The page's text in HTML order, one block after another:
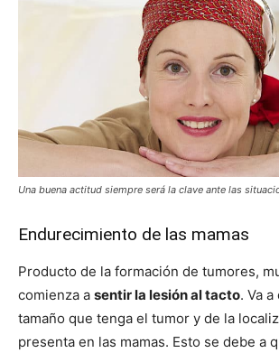
Una buena actitud siempre será la clave ante las
Endurecimiento de las mamas
Producto de la formación de tumores,
comienza a sentir la lesión al tacto. Va
tamaño que tenga el tumor y de la
presenta en las mamas. Esto se debe a